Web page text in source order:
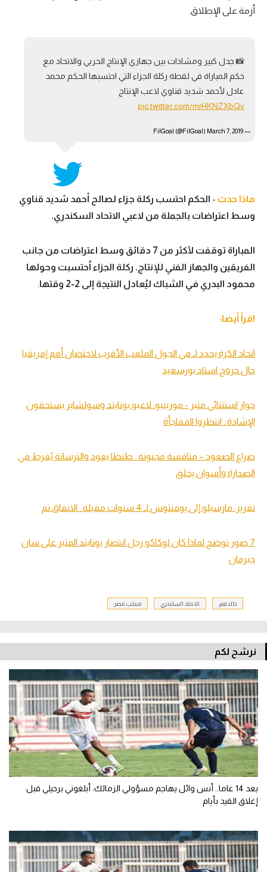
أزمة على الإطلاق.
📸 جدل كبير ومشادات بين جهازي الإنتاج الحربي والاتحاد مع
حكم المباراة في لقطة ركلة الجزاء التي احتسبها الحكم محمد
عادل لأحمد شديد قناوي لاعب الإنتاج
pic.twitter.com/mrHKNZXbQv
— FilGoal (@FilGoal)
March 7, 2019
ماذا حدث - الحكم احتسب ركلة جزاء لصالح أحمد شديد قناوي
وسط اعتراضات بالجملة من لاعبي الاتحاد السكندري.
المباراة توقفت لأكثر من 7 دقائق وسط اعتراضات من جانب
الفريقين والجهاز الفني للإنتاج. ركلة الجزاء اُحتسبت وحولها
محمود البدري في الشباك ليُعادل النتيجة إلى 2-2 وقتها
.
اقرأ أيضا:
اتحاد الكرة يحدد لـ في الجول الملعب الأقرب لاحتضان أمم إفريقيا
حال خروج استاد بورسعيد
حوار استثنائي مثير - مورينيو: لاعبو يونايتد وسولشاير يستحقون
الإشادة.. انتظروا المفاجأة
صراع الصعود – منافسة مجنونة.. طنطا يعود والترسانة يُفرط في
الصدارة وأسوان يحلق
تقرير: مارسيلو إلى يوفنتوس لـ 4 سنوات مقبلة.. الاتفاق تم
7 صور توضح لماذا كان لوكاكو رجل انتصار يونايتد المثير على سان
جيرمان
خالد قمر الاتحاد السكندري منتخب مصر
نرشح لكم
بعد 14 عاما.. أنس وائل يهاجم مسؤولي الزمالك: أبلغوني برحيلي قبل
إغلاق القيد بأيام